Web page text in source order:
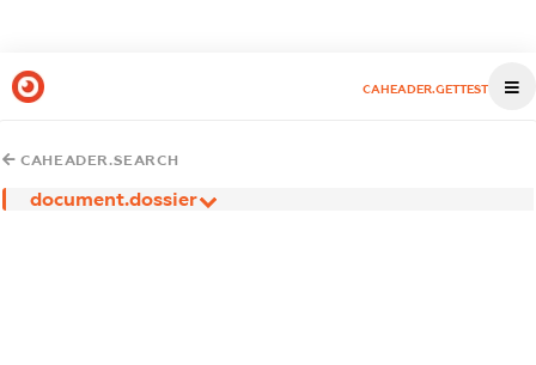
CAHEADER.GETTEST
CAHEADER.SEARCH
document.dossier